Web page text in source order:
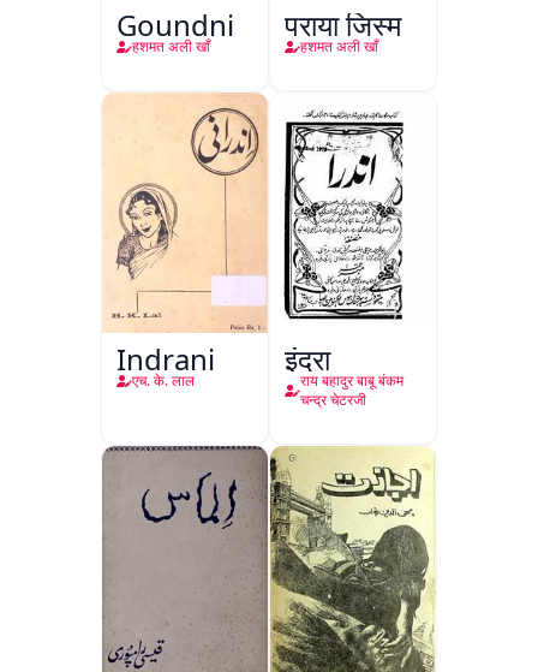
Goundni
हशमत अली खाँ
पराया जिस्म
हशमत अली खाँ
Indrani
एच. के. लाल
इंद्रा
राय बहादुर बाबू बंकम
चन्द्र चेटरजी